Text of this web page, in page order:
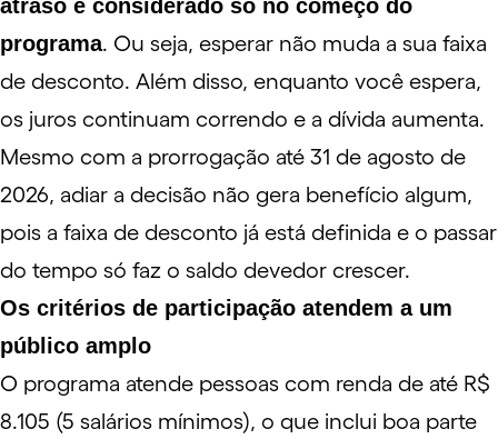
atraso é considerado só no começo do
programa. Ou seja, esperar não muda a sua faixa
de desconto. Além disso, enquanto você espera,
os juros continuam correndo e a dívida aumenta.
Mesmo com a prorrogação até 31 de agosto de
2026, adiar a decisão não gera benefício algum,
pois a faixa de desconto já está definida e o passar
do tempo só faz o saldo devedor crescer.
Os critérios de participação atendem a um
público amplo
O programa atende pessoas com renda de até R$
8.105 (5 salários mínimos), o que inclui boa parte